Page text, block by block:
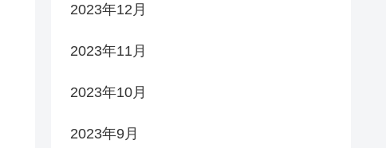
2023年12月
2023年11月
2023年10月
2023年9月